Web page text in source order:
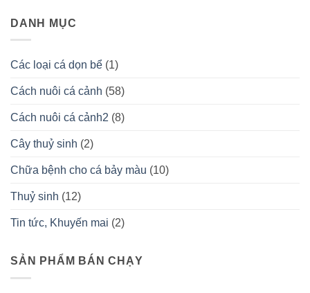
DANH MỤC
Các loại cá dọn bể (1)
Cách nuôi cá cảnh (58)
Cách nuôi cá cảnh2 (8)
Cây thuỷ sinh (2)
Chữa bệnh cho cá bảy màu (10)
Thuỷ sinh (12)
Tin tức, Khuyến mai (2)
SẢN PHẨM BÁN CHẠY